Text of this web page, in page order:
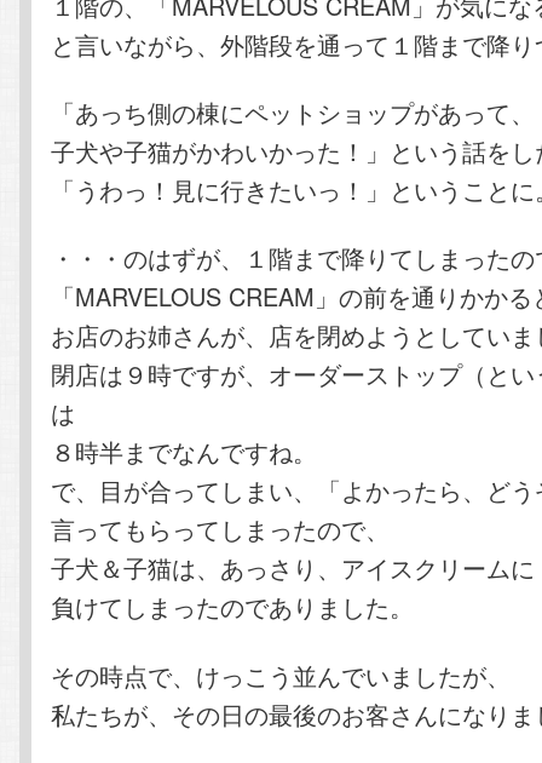
と言いながら、外階段を通って１階まで降
「あっち側の棟にペットショップがあって、
子犬や子猫がかわいかった！」という話を
「うわっ！見に行きたいっ！」ということ
・・・のはずが、１階まで降りてしまった
「MARVELOUS CREAM」の前を通りかかる
お店のお姉さんが、店を閉めようとしてい
閉店は９時ですが、オーダーストップ（と
は
８時半までなんですね。
で、目が合ってしまい、「よかったら、ど
言ってもらってしまったので、
子犬＆子猫は、あっさり、アイスクリームに
負けてしまったのでありました。
その時点で、けっこう並んでいましたが、
私たちが、その日の最後のお客さんになり